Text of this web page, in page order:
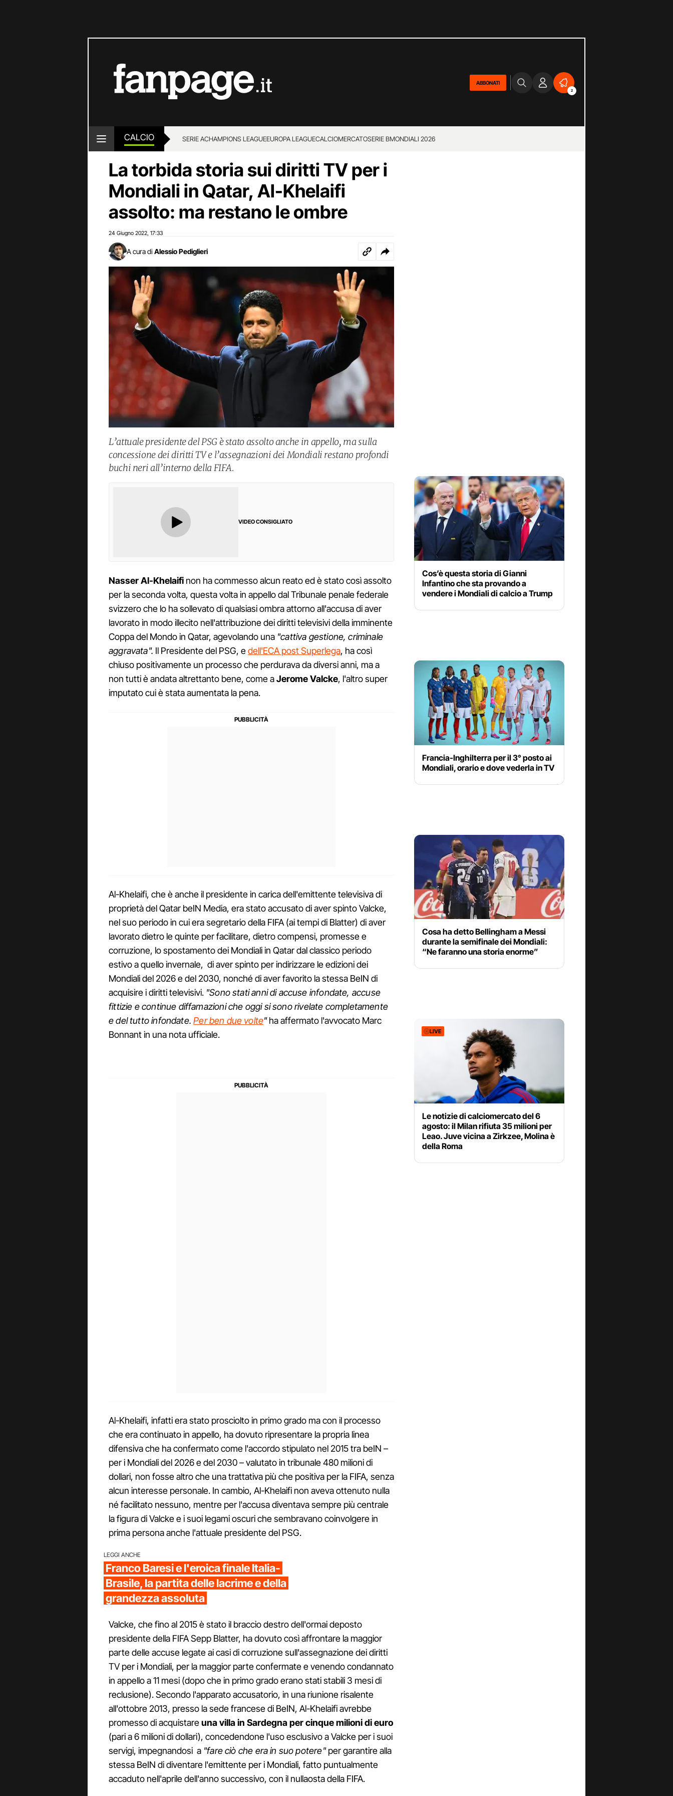
ABBONATI
2
CALCIO SERIE ACHAMPIONS LEAGUEEUROPA LEAGUECALCIOMERCATOSERIE BMONDIALI 2026
La torbida storia sui diritti TV per i
Mondiali in Qatar, Al-Khelaifi
assolto: ma restano le ombre
24 Giugno 2022 17:33
A cura di Alessio Pediglieri
L’attuale presidente del PSG è stato assolto anche in appello, ma sulla
concessione dei diritti TV e l’assegnazioni dei Mondiali restano profondi
buchi neri all’interno della FIFA.
VIDEO CONSIGLIATO
Nasser Al-Khelaifi non ha commesso alcun reato ed è stato così assolto
per la seconda volta, questa volta in appello dal Tribunale penale federale
svizzero che lo ha sollevato di qualsiasi ombra attorno all'accusa di aver
lavorato in modo illecito nell'attribuzione dei diritti televisivi della imminente
Coppa del Mondo in Qatar, agevolando una "cattiva gestione, criminale
aggravata". Il Presidente del PSG, edell'ECA post Superlega, ha così
chiuso positivamente un processo che perdurava da diversi anni, ma a
non tutti è andata altrettanto bene, come aJerome Valcke, l'altro super
imputato cui è stata aumentata la pena.
Al-Khelaifi, che è anche il presidente in carica dell'emittente televisiva di
proprietà del Qatar beIN Media, era stato accusato di aver spinto Valcke,
nel suo periodo in cui era segretario della FIFA (ai tempi di Blatter) di aver
lavorato dietro le quinte per facilitare, dietro compensi, promesse e
corruzione, lo spostamento dei Mondiali in Qatar dal classico periodo
estivo a quello invernale, di aver spinto per indirizzare le edizioni dei
Mondiali del 2026 e del 2030, nonché di aver favorito la stessa BeIN di
acquisire i diritti televisivi. "Sono stati anni di accuse infondate, accuse
fittizie e continue diffamazioni che oggi si sono rivelate completamente
e del tutto infondate.Per ben due volte"ha affermato l'avvocato Marc
Bonnant in una nota ufficiale.
Al-Khelaifi, infatti era stato prosciolto in primo grado ma con il processo
che era continuato in appello, ha dovuto ripresentare la propria linea
difensiva che ha confermato come l'accordo stipulato nel 2015 tra beIN –
per i Mondiali del 2026 e del 2030 – valutato in tribunale 480 milioni di
dollari, non fosse altro che una trattativa più che positiva per la FIFA, senza
alcun interesse personale. In cambio, Al-Khelaifi non aveva ottenuto nulla
né facilitato nessuno, mentre per l'accusa diventava sempre più centrale
la figura di Valcke e i suoi legami oscuri che sembravano coinvolgere in
prima persona anche l'attuale presidente del PSG.
LEGGI ANCHE
Franco Baresi e l'eroica finale Italia-
Brasile, la partita delle lacrime e della
grandezza assoluta
Valcke, che fino al 2015 è stato il braccio destro dell'ormai deposto
presidente della FIFA Sepp Blatter, ha dovuto così affrontare la maggior
parte delle accuse legate ai casi di corruzione sull'assegnazione dei diritti
TV per i Mondiali, per la maggior parte confermate e venendo condannato
in appello a 11 mesi (dopo che in primo grado erano stati stabili 3 mesi di
reclusione). Secondo l'apparato accusatorio, in una riunione risalente
all'ottobre 2013, presso la sede francese di BeIN, Al-Khelaifi avrebbe
promesso di acquistareuna villa in Sardegna per cinque milioni di euro
(pari a 6 milioni di dollari), concedendone l'uso esclusivo a Valcke per i suoi
servigi, impegnandosi a "fare ciò che era in suo potere"per garantire alla
stessa BeIN di diventare l'emittente per i Mondiali, fatto puntualmente
accaduto nell'aprile dell'anno successivo, con il nullaosta della FIFA.
Cos’è questa storia di Gianni
Infantino che sta provando a
vendere i Mondiali di calcio a Trump
Francia-Inghilterra per il 3° posto ai
Mondiali, orario e dove vederla in TV
Cosa ha detto Bellingham a Messi
durante la semifinale dei Mondiali:
“Ne faranno una storia enorme”
LIVE
Le notizie di calciomercato del 6
agosto: il Milan rifiuta 35 milioni per
Leao. Juve vicina a Zirkzee, Molina è
della Roma